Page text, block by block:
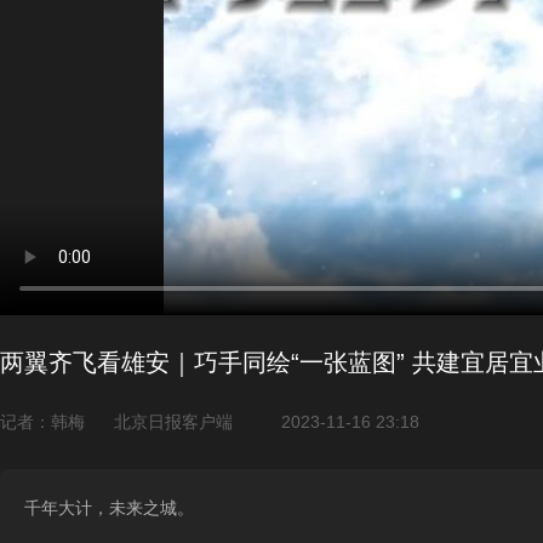
两翼齐飞看雄安｜巧手同绘“一张蓝图” 共建宜居宜
记者：韩梅 北京日报客户端 2023-11-16 23:18
千年大计，未来之城。